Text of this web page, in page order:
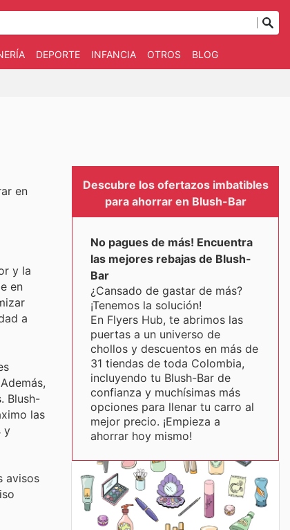
DEPORTE INFANCIA OTROS BLOG
en
y la
en
a
Blush-
las
y
avisos
Descubre los ofertazos imbatibles
para ahorrar en Blush-Bar
No pagues de más! Encuentra
las mejores rebajas de Blush-
Bar
¿Cansado de gastar de más?
¡Tenemos la solución!
En Flyers Hub, te abrimos las
puertas a un universo de
chollos y descuentos en más de
31 tiendas de toda Colombia,
incluyendo tu Blush-Bar de
confianza y muchísimas más
opciones para llenar tu carro al
mejor precio. ¡Empieza a
ahorrar hoy mismo!